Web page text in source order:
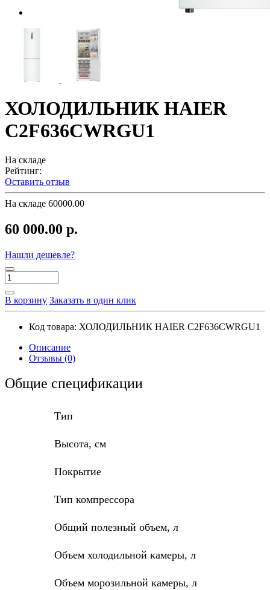
ХОЛОДИЛЬНИК HAIER
C2F636CWRGU1
На складе
Рейтинг:
Оставить отзыв
На складе 60000.00
60 000.00 р.
Нашли дешевле?
В корзину Заказать в один клик
Код товара: ХОЛОДИЛЬНИК HAIER C2F636CWRGU1
Описание
Отзывы (0)
Общие спецификации
Тип
Высота, см
Покрытие
Тип компрессора
Общий полезный объем, л
Объем холодильной камеры, л
Объем морозильной камеры, л